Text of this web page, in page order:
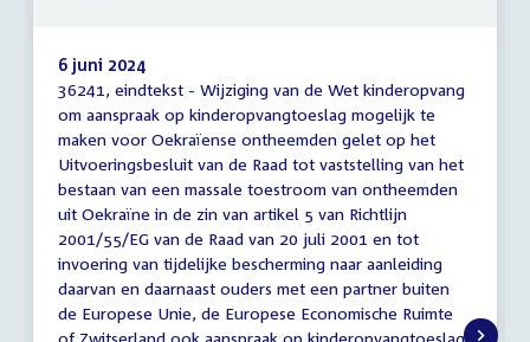
Eindtekst
6 juni 2024
36241, eindtekst - Wijziging van de Wet kinderopvang
om aanspraak op kinderopvangtoeslag mogelijk te
maken voor Oekraïense ontheemden gelet op het
Uitvoeringsbesluit van de Raad tot vaststelling van het
bestaan van een massale toestroom van ontheemden
uit Oekraïne in de zin van artikel 5 van Richtlijn
2001/55/EG van de Raad van 20 juli 2001 en tot
invoering van tijdelijke bescherming naar aanleiding
daarvan en daarnaast ouders met een partner buiten
de Europese Unie, de Europese Economische Ruimte
of Zwitserland ook aanspraak op kinderopvangtoeslag